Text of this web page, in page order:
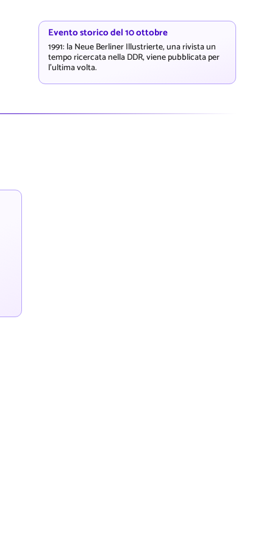
Evento storico del 10 ottobre
1991: la Neue Berliner Illustrierte, una rivista un
tempo ricercata nella DDR, viene pubblicata per
l'ultima volta.